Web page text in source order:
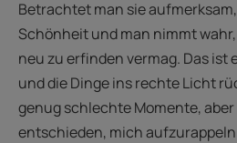
Betrachtet man sie
Schönheit und man nimmt
neu zu erfinden vermag. Das ist
und die Dinge ins rechte Licht
genug schlechte Momente,
entschieden, mich